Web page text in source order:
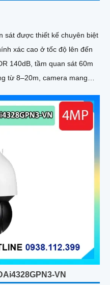
sát được thiết kế chuyên biệt
xác cao ở tốc độ lên đến
từ 8–20m, camera mang
VN